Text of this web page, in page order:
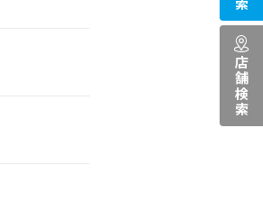
店舗検索